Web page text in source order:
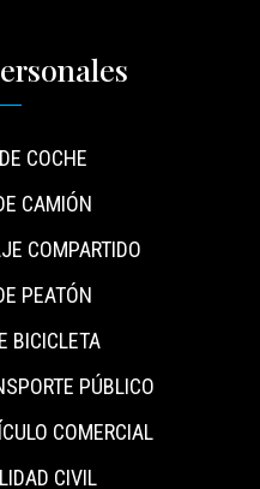
COCHE
CAMIÓN
COMPARTIDO
PEATÓN
BICICLETA
PÚBLICO
COMERCIAL
CIVIL